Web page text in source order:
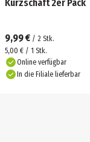
Kurzschaft 2er Pack
9,99 € / 2 Stk.
5,00 € / 1 Stk.
Online verfügbar
In die Filiale lieferbar